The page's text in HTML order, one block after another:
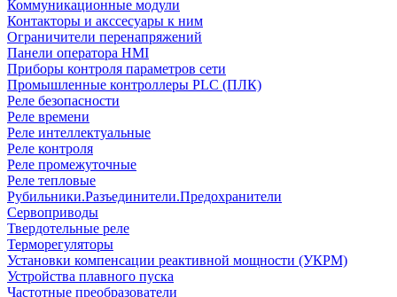
Коммуникационные модули
Контакторы и акссесуары к ним
Ограничители перенапряжений
Панели оператора HMI
Приборы контроля параметров сети
Промышленные контроллеры PLC (ПЛК)
Реле безопасности
Реле времени
Реле интеллектуальные
Реле контроля
Реле промежуточные
Реле тепловые
Рубильники.Разъединители.Предохранители
Сервоприводы
Твердотельные реле
Терморегуляторы
Установки компенсации реактивной мощности (УКРМ)
Устройства плавного пуска
Частотные преобразователи